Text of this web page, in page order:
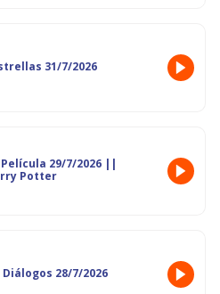
31/7/2026
29/7/2026 ||
Potter
28/7/2026